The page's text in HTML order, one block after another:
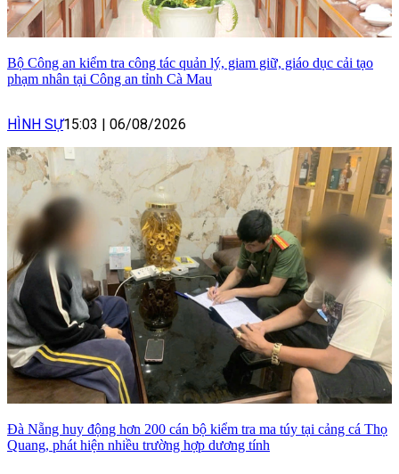
Bộ Công an kiểm tra công tác quản lý, giam giữ, giáo dục cải tạo
phạm nhân tại Công an tỉnh Cà Mau
HÌNH SỰ15:03 06/08/2026
Đà Nẵng huy động hơn 200 cán bộ kiểm tra ma túy tại cảng cá Thọ
Quang, phát hiện nhiều trường hợp dương tính